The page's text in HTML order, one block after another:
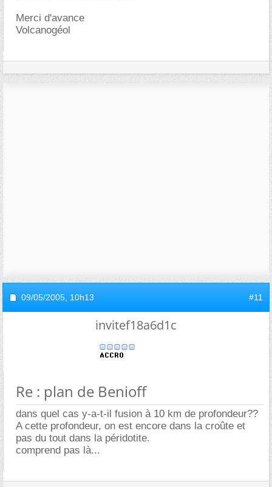
Merci d'avance
Volcanogéol
09/05/2005, 10h13 #11
invitef18a6d1c
Re : plan de Benioff
dans quel cas y-a-t-il fusion à 10 km de profondeur??
A cette profondeur, on est encore dans la croûte et
pas du tout dans la péridotite.
comprend pas là...